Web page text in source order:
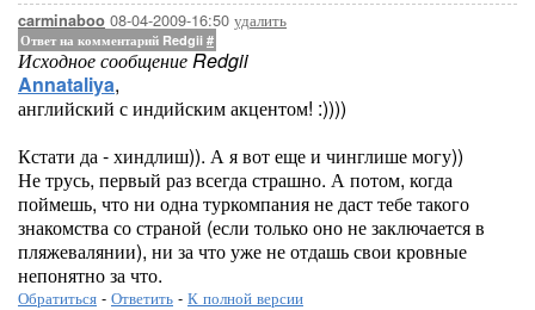
carminaboo 08-04-2009-16:50 удалить
Ответ на комментарий Redgii #
Исходное сообщение Redgii
Annataliya,
английский с индийским акцентом! :))))
Кстати да - хиндлиш)). А я вот еще и чинглише могу))
Не трусь, первый раз всегда страшно. А потом, когда
поймешь, что ни одна туркомпания не даст тебе такого
знакомства со страной (если только оно не заключается в
пляжевалянии), ни за что уже не отдашь свои кровные
непонятно за что.
Обратиться - Ответить - К полной версии